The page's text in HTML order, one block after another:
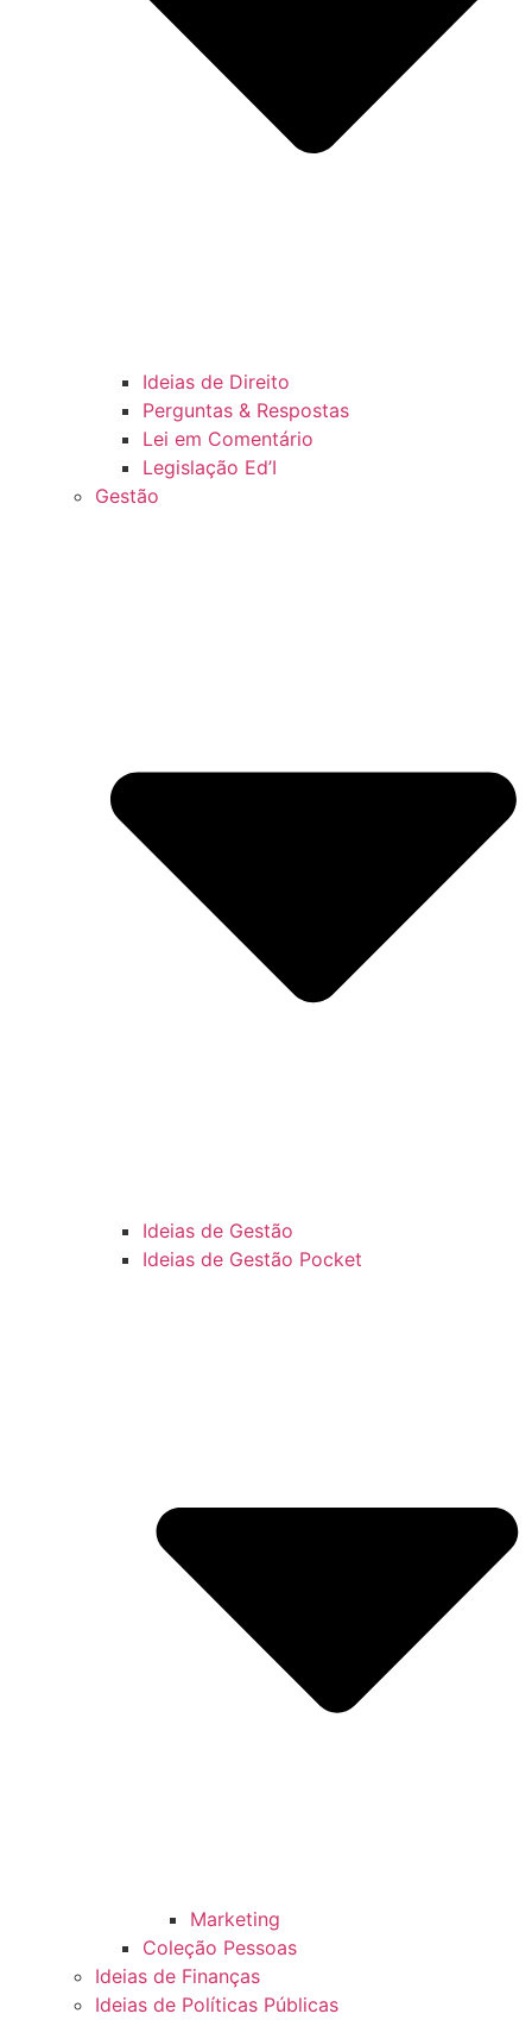
Ideias de Direito
Perguntas & Respostas
Lei em Comentário
Legislação Ed’I
Gestão
Ideias de Gestão
Ideias de Gestão Pocket
Marketing
Coleção Pessoas
Ideias de Finanças
Ideias de Políticas Públicas